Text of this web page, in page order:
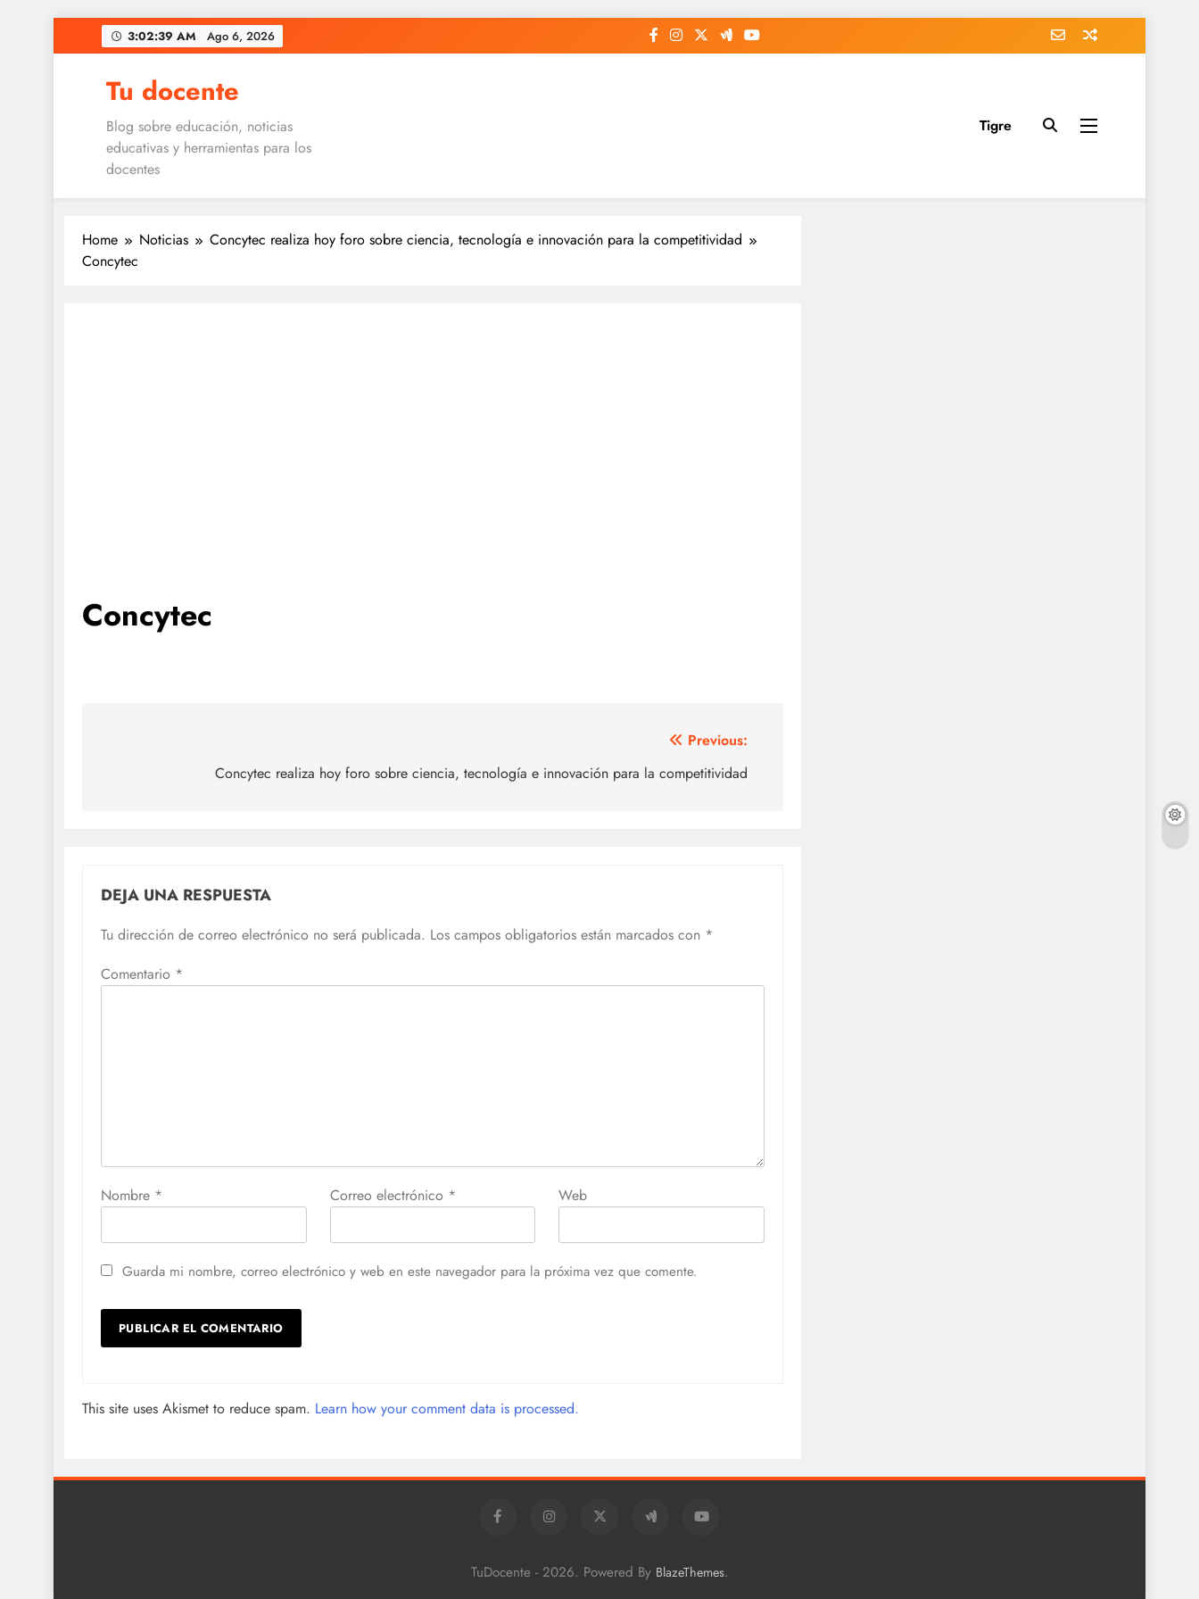
to
3:02:39 AM Ago 6, 2026
Tu docente
Blog sobre educación, noticias
educativas y herramientas para los
docentes
Tigre
Home Noticias
Concytec realiza hoy foro sobre ciencia, tecnología e innovación para la competitividad
Concytec
Concytec
Previous:
Concytec realiza hoy foro sobre ciencia, tecnología e innovación para la competitividad
DEJA UNA RESPUESTA
Tu dirección de correo electrónico no será publicada. Los campos obligatorios están marcados con *
Comentario *
Nombre * Correo electrónico * Web
Guarda mi nombre, correo electrónico y web en este navegador para la próxima vez que comente.
This site uses Akismet to reduce spam. Learn how your comment data is processed.
TuDocente - 2026. Powered By BlazeThemes.